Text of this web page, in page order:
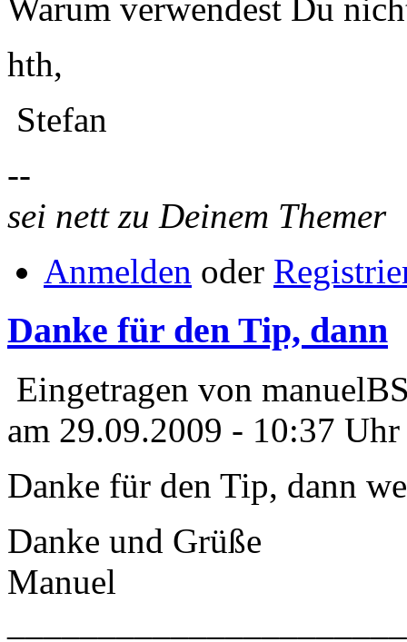
Warum verwendest Du
hth,
Stefan
--
sei nett zu Deinem Themer
Anmelden oder
Danke für den Tip, dann
Eingetragen von
am 29.09.2009 - 10:37 Uhr
Danke für den Tip, dann
Danke und Grüße
Manuel